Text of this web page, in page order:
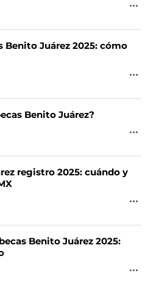
Benito Juárez 2025: cómo
Benito Juárez?
registro 2025: cuándo y
Benito Juárez 2025: